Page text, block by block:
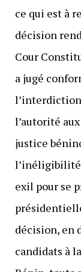
ce qui est à
décision
Cour
a jugé
l’interdiction
l’autorité
justice
l’inéligibilité
exil pour se
décision, en
candidats à